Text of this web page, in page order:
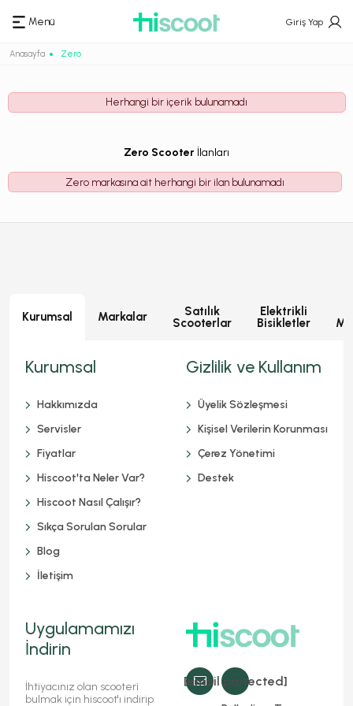
Menü Giriş Yap
Anasayfa Zero
Herhangi bir içerik bulunamadı
Zero Scooter İlanları
Zero markasına ait herhangi bir ilan bulunamadı
Kurumsal Markalar
Satılık
Scooterlar
Elektrikli
Bisikletler
[email protected]
Kurumsal
Hakkımızda
Servisler
Fiyatlar
Hiscoot'ta Neler Var?
Hiscoot Nasıl Çalışır?
Sıkça Sorulan Sorular
Blog
İletişim
Gizlilik ve Kullanım
Üyelik Sözleşmesi
Kişisel Verilerin Korunması
Çerez Yönetimi
Destek
Uygulamamızı
İndirin
İhtiyacınız olan scooteri
bulmak için hiscoot'ı indirip